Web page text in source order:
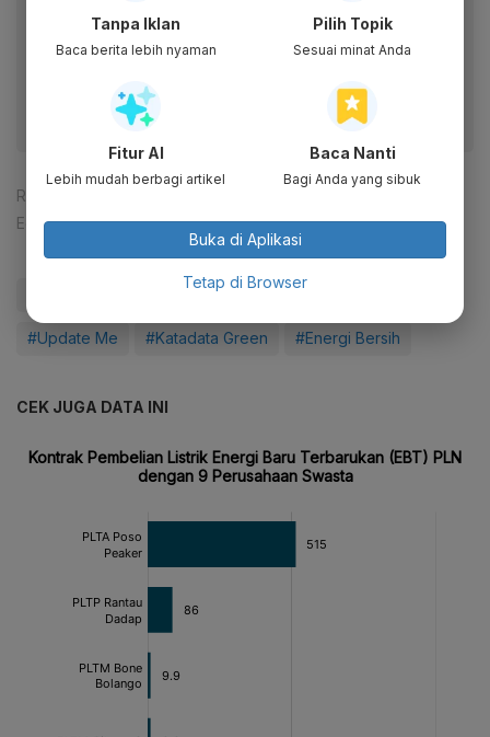
Baca artikel ini lewat aplikasi mobile.
Dapatkan pengalaman membaca lebih nyaman dan nikmati
Reporter:
Editor: Tia Dwitiani Komalasari
#PLN #Kementerian ESDM
#Update Me #Katadata Green #Energi Bersih
CEK JUGA DATA INI
Tanpa Iklan
Baca berita lebih nyaman
Pilih Topik
Sesuai minat Anda
Fitur AI
Lebih mudah berbagi artikel
Baca Nanti
Bagi Anda yang sibuk
Buka di Aplikasi
Tetap di Browser